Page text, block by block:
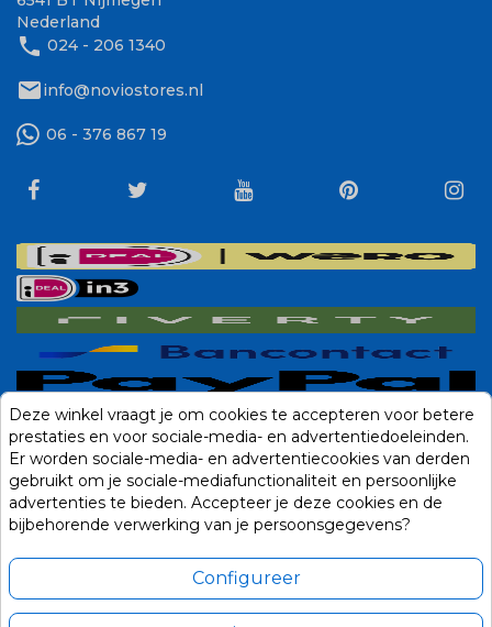
Nederland
phone 024 - 206 1340
mailinfo@noviostores.nl
06 - 376 867 19
Deze winkel vraagt je om cookies te accepteren voor betere
prestaties en voor sociale-media- en advertentiedoeleinden.
Er worden sociale-media- en advertentiecookies van derden
gebruikt om je sociale-mediafunctionaliteit en persoonlijke
advertenties te bieden. Accepteer je deze cookies en de
bijbehorende verwerking van je persoonsgegevens?
Configureer